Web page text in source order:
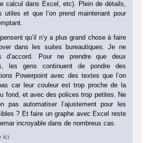
calcul dans Excel, etc). Plein de détails,
utiles et que l’on prend maintenant pour
qu’il n’y a plus grand chose à faire
dans les suites bureautiques. Je ne
d’accord. Pour ne prendre que deux
les gens continuent de pondre des
Powerpoint avec des textes que l’on
car leur couleur est trop proche de la
fond, et avec des polices trop petites. Ne
pas automatiser l’ajustement pour les
? Et faire un graphe avec Excel reste
incroyable dans de nombreux cas.
ici